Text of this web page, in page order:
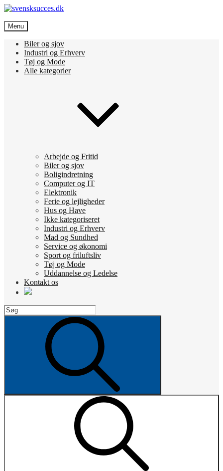
Skip
content
svensksucces.dk
Vi bringer de bedste nyheder, både fra Sverige og Danmark
Menu
Biler og sjov
Industri og Erhverv
Tøj og Mode
Alle kategorier
Arbejde og Fritid
Biler og sjov
Boligindretning
Computer og IT
Elektronik
Ferie og lejligheder
Hus og Have
Ikke kategoriseret
Industri og Erhverv
Mad og Sundhed
Service og økonomi
Sport og friluftsliv
Tøj og Mode
Uddannelse og Ledelse
Kontakt os
Search
for: